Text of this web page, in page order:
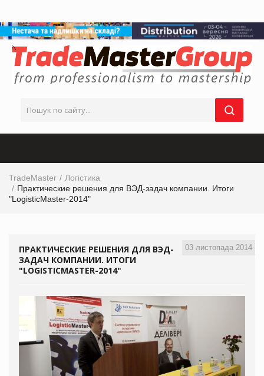
TradeMaster
Логістика
Практические решения для ВЭД-задач компании. Итоги
"LogisticMaster-2014"
03 листопада 2014
ПРАКТИЧЕСКИЕ РЕШЕНИЯ ДЛЯ ВЭД-
ЗАДАЧ КОМПАНИИ. ИТОГИ
"LOGISTICMASTER-2014"